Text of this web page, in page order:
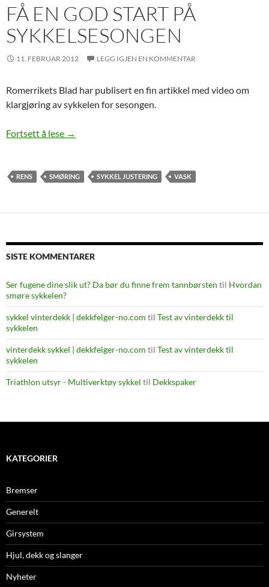
FÅ EN GOD START PÅ
SYKKELSESONGEN
11. FEBRUAR 2012 LEGG IGJEN EN KOMMENTAR
Romerrikets Blad har publisert en fin artikkel med video om
klargjøring av sykkelen for sesongen.
Fortsett å lese Få en god start på sykkelsesongen
→
RENS SMØRING SYKKEL JUSTERING VASK
SISTE KOMMENTARER
Ser fugene dine slik ut? Da bør du finne frem tannbørsten til Hvordan
smøre sykkelen?
sykkel vinterdekk | dekkfelger-no.com til Test av vinterdekk til
sykkelen
vinterdekk sykkel | dekkfelger-no.com til Test av vinterdekk til
sykkelen
Triathlon utsyr - Multiverktøy sykkel til Dekkspaker
KATEGORIER
Bremser
Generelt
Girsystem
Hjul, dekk og slanger
Nyheter